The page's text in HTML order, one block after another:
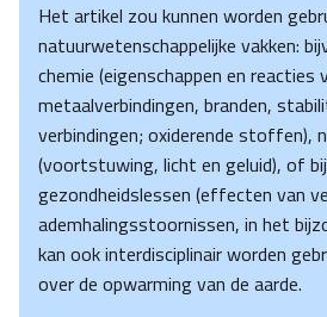
Het artikel zou kunnen worden
natuurwetenschappelijke vakken:
chemie (eigenschappen en reacties
metaalverbindingen, branden,
verbindingen; oxiderende stoffen),
(voortstuwing, licht en geluid), of
gezondheidslessen (effecten van
ademhalingsstoornissen, in het
kan ook interdisciplinair worden
over de opwarming van de aarde.